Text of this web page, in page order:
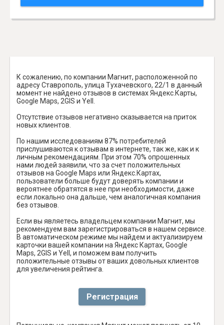
К сожалению, по компании Магнит, расположенной по
адресу Ставрополь, улица Тухачевского, 22/1 в данный
момент не найдено отзывов в системах Яндекс.Карты,
Google Maps, 2GIS и Yell.
Отсутствие отзывов негативно сказывается на приток
новых клиентов.
По нашим исследованиям 87% потребителей
прислушиваются к отзывам в интернете, так же, как и к
личным рекомендациям. При этом 70% опрошенных
нами людей заявили, что за счет положительных
отзывов на Google Maps или Яндекс.Картах,
пользователи больше будут доверять компании и
вероятнее обратятся в нее при необходимости, даже
если локально она дальше, чем аналогичная компания
без отзывов.
Если вы являетесь владельцем компании Магнит, мы
рекомендуем вам зарегистрироваться в нашем сервисе.
В автоматическом режиме мы найдем и актуализируем
карточки вашей компании на Яндекс Картах, Google
Maps, 2GIS и Yell, и поможем вам получить
положительные отзывы от ваших довольных клиентов
для увеличения рейтинга.
Регистрация